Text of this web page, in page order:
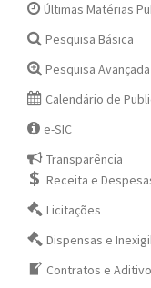
Últimas Matérias
Pesquisa Básica
Pesquisa Avançada
Calendário de
e-SIC
Transparência
Receita e
Licitações
Dispensas e
Contratos e